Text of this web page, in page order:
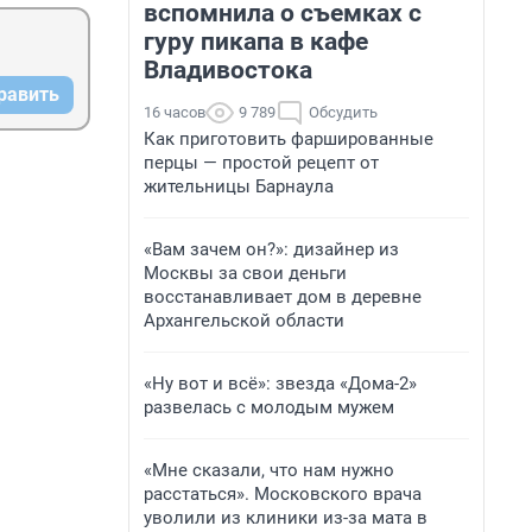
вспомнила о съемках с
гуру пикапа в кафе
Владивостока
16 часов 9 789 Обсудить
Как приготовить фаршированные
перцы — простой рецепт от
жительницы Барнаула
«Вам зачем он?»: дизайнер из
Москвы за свои деньги
восстанавливает дом в деревне
Архангельской области
«Ну вот и всё»: звезда «Дома-2»
развелась с молодым мужем
«Мне сказали, что нам нужно
расстаться». Московского врача
уволили из клиники из-за мата в